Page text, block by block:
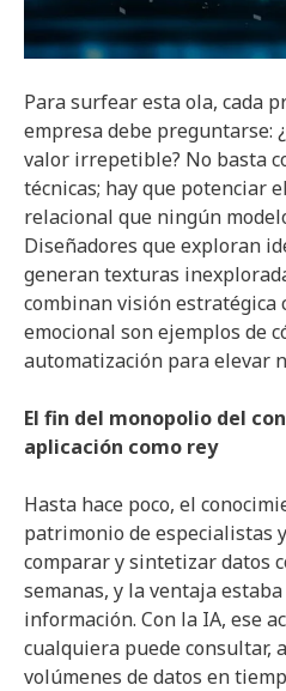
Para surfear esta ola, cada
empresa debe preguntarse:
valor irrepetible? No basta
técnicas; hay que potenciar el
relacional que ningún
Diseñadores que exploran
generan texturas
combinan visión estratégica
emocional son ejemplos de
automatización para elevar
El fin del monopolio del
aplicación como rey
Hasta hace poco, el
patrimonio de especialistas
comparar y sintetizar datos
semanas, y la ventaja
información. Con la IA, ese
cualquiera puede consultar,
volúmenes de datos en